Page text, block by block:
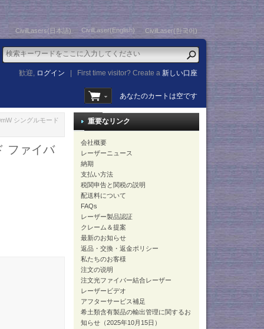
CivilLasers(日本語) CivilLaser(English) CivilLaser(한국어)
歓迎, ログイン First time visitor? Create a新しい口座
あなたのカートは空です
シングルモード
ファイバ
重要なリンク
会社概要
レーザーニュース
納期
支払い方法
税関申告と関税の説明
配送料について
FAQs
レーザー製品認証
クレーム＆提案
最新のお知らせ
返品・交換・返金ポリシー
私たちのお客様
注文の说明
注文光ファイバー結合レーザー
レーザービデオ
アフターサービス補足
希土類含有製品の輸出管理に関するお
知らせ（2025年10月15日）